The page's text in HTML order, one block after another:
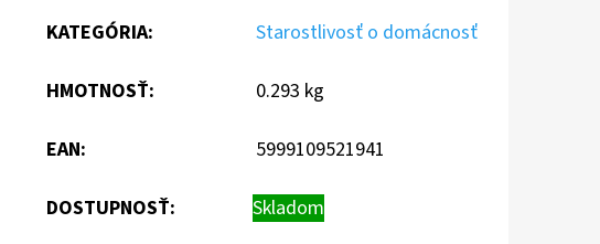
KATEGÓRIA: Starostlivosť o domácnosť
HMOTNOSŤ: 0.293 kg
EAN: 5999109521941
DOSTUPNOSŤ: Skladom